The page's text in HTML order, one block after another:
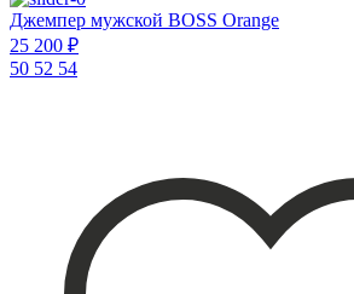
Джемпер мужской BOSS Orange
25 200 ₽
50 52 54